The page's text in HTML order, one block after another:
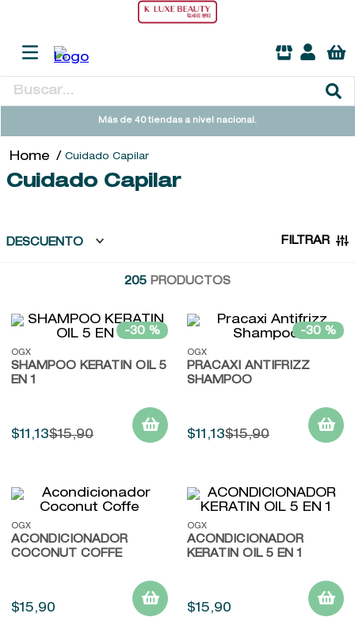
Buscar...
Más de 40 tiendas a nivel nacional.
Cuidado Capilar
Cuidado Capilar
DESCUENTO FILTRAR
205 PRODUCTOS
-30 %
OGX
SHAMPOO KERATIN OIL 5
EN 1
$11 ,13$15,90
-30 %
OGX
PRACAXI ANTIFRIZZ
SHAMPOO
$11 ,13$15,90
OGX
ACONDICIONADOR
COCONUT COFFE
$15,90
OGX
ACONDICIONADOR
KERATIN OIL 5 EN 1
$15,90
TÉRMINOS MÁS BUSCADOS
2.
sol ipanema
7.
kool beauty serum
retrinal
9.
baylis